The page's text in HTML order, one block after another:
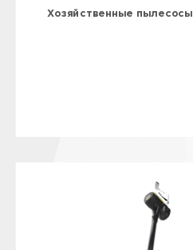
Хозяйственные пылесосы